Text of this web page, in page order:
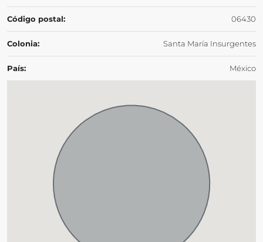
Código postal: 06430
Colonia: Santa María Insurgentes
País: México